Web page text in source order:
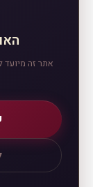
אתר זה מיועד